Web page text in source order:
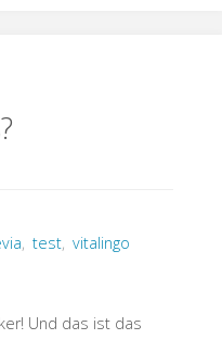
, test, vitalingo
Und das ist das